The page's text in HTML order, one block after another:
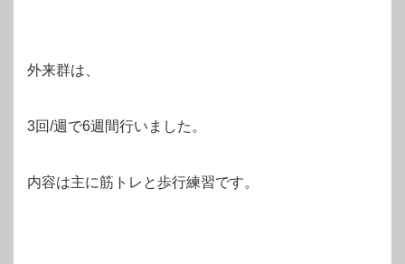
外来群は、
3回/週で6週間行いました。
内容は主に筋トレと歩行練習です。